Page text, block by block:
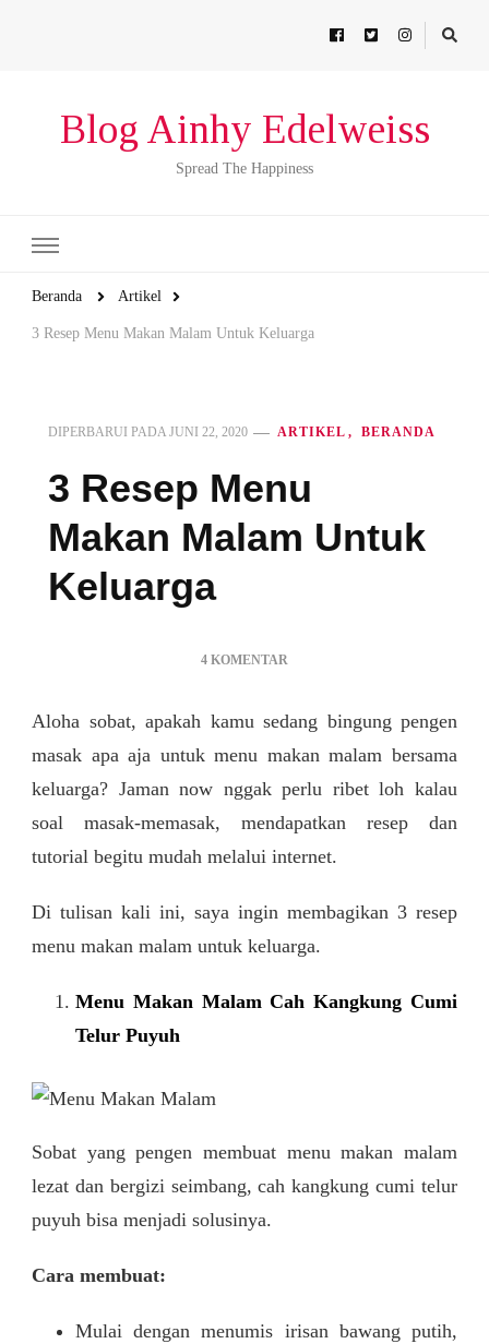
Blog Ainhy Edelweiss
Spread The Happiness
Beranda Artikel
3 Resep Menu Makan Malam Untuk Keluarga
DIPERBARUI PADA JUNI 22, 2020 ARTIKEL BERANDA
3 Resep Menu
Makan Malam Untuk
Keluarga
4 KOMENTAR
MENU
MAKAN
UNTUK
KELUARGA
Aloha sobat, apakah kamu sedang bingung pengen
masak apa aja untuk menu makan malam bersama
keluarga? Jaman now nggak perlu ribet loh kalau
soal masak-memasak, mendapatkan resep dan
tutorial begitu mudah melalui internet.
Di tulisan kali ini, saya ingin membagikan 3 resep
menu makan malam untuk keluarga.
Menu Makan Malam Cah Kangkung Cumi
Telur Puyuh
Sobat yang pengen membuat menu makan malam
lezat dan bergizi seimbang, cah kangkung cumi telur
puyuh bisa menjadi solusinya.
Cara membuat:
Mulai dengan menumis irisan bawang putih,